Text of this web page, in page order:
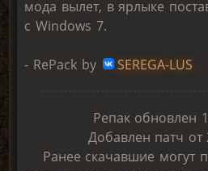
мода вылет, в ярлыке
с Windows 7.
- RePack by SEREGA-LUS
Репак обновлен
Добавлен патч от
Ранее скачавшие могут